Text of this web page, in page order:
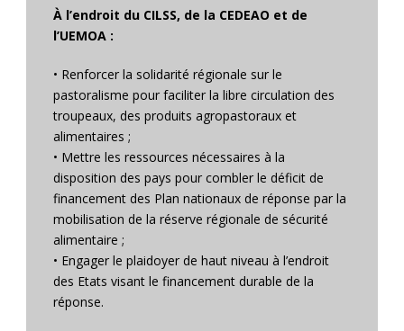
À l’endroit du CILSS, de la CEDEAO et de
l’UEMOA :
• Renforcer la solidarité régionale sur le
pastoralisme pour faciliter la libre circulation des
troupeaux, des produits agropastoraux et
alimentaires ;
• Mettre les ressources nécessaires à la
disposition des pays pour combler le déficit de
financement des Plan nationaux de réponse par la
mobilisation de la réserve régionale de sécurité
alimentaire ;
• Engager le plaidoyer de haut niveau à l’endroit
des Etats visant le financement durable de la
réponse.